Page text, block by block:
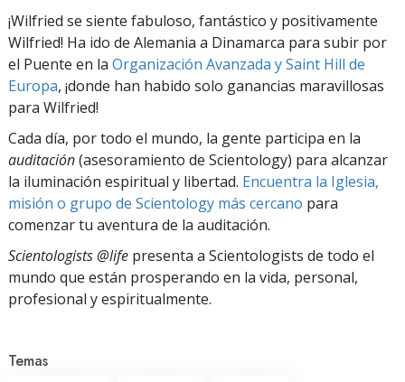
¡Wilfried se siente fabuloso, fantástico y positivamente
Wilfried! Ha ido de Alemania a Dinamarca para subir por
el Puente en la Organización Avanzada y Saint Hill de
Europa, ¡donde han habido solo ganancias maravillosas
para Wilfried!
Cada día, por todo el mundo, la gente participa en la
auditación(asesoramiento de Scientology) para alcanzar
la iluminación espiritual y libertad. Encuentra la Iglesia,
misión o grupo de Scientology más cercano para
comenzar tu aventura de la auditación.
Scientologists @life presenta a Scientologists de todo el
mundo que están prosperando en la vida, personal,
profesional y espiritualmente.
Temas